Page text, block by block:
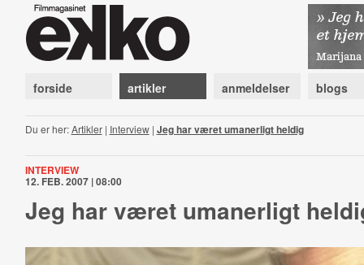
forside artikler anmeldelser blogs
Du er her:Artikler| Interview| Jeg har været umanerligt heldig
INTERVIEW
12. FEB. 2007 | 08:00
Jeg har været umanerligt